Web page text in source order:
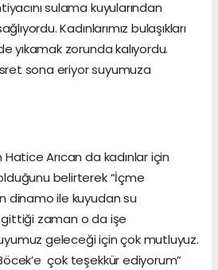
sulama kuyularından
Kadınlarımız bulaşıkları
yıkamak zorunda kalıyordu.
sona eriyor suyumuza
Arıcan da kadınlar için
belirterek “İçme
dinamo ile kuyudan su
gittiği zaman o da işe
geleceği için çok mutluyuz.
çok teşekkür ediyorum”